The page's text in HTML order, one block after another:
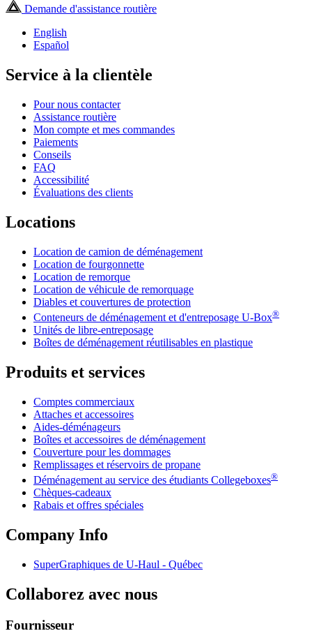
Demande d'assistance routière
English
Español
Service à la clientèle
Pour nous contacter
Assistance routière
Mon compte et mes commandes
Paiements
Conseils
FAQ
Accessibilité
Évaluations des clients
Locations
Location de camion de déménagement
Location de fourgonnette
Location de remorque
Location de véhicule de remorquage
Diables et couvertures de protection
Conteneurs de déménagement et d'entreposage U-Box®
Unités de libre-entreposage
Boîtes de déménagement réutilisables en plastique
Produits et services
Comptes commerciaux
Attaches et accessoires
Aides-déménageurs
Boîtes et accessoires de déménagement
Couverture pour les dommages
Remplissages et réservoirs de propane
Déménagement au service des étudiants Collegeboxes®
Chèques-cadeaux
Rabais et offres spéciales
Company Info
SuperGraphiques de U-Haul - Québec
Collaborez avec nous
Fournisseur